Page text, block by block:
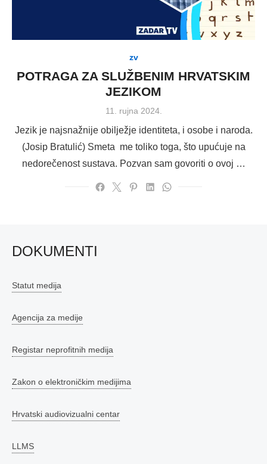
zv
POTRAGA ZA SLUŽBENIM HRVATSKIM
JEZIKOM
Posted
11. rujna 2024.
Jezik je najsnažnije obilježje identiteta, i osobe i naroda.
(Josip Bratulić) Smeta me toliko toga, što upućuje na
nedorečenost sustava. Pozvan sam govoriti o ovoj …
DOKUMENTI
Statut medija
Agencija za medije
Registar neprofitnih medija
Zakon o elektroničkim medijima
Hrvatski audiovizualni centar
LLMS